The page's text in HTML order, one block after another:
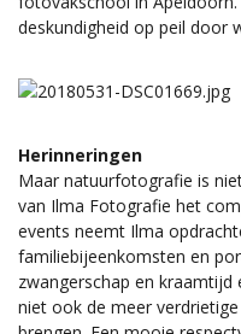
deskundigheid op peil door
Herinneringen
Maar natuurfotografie is
van Ilma Fotografie het
events neemt Ilma
familiebijeenkomsten en
zwangerschap en
niet ook de meer